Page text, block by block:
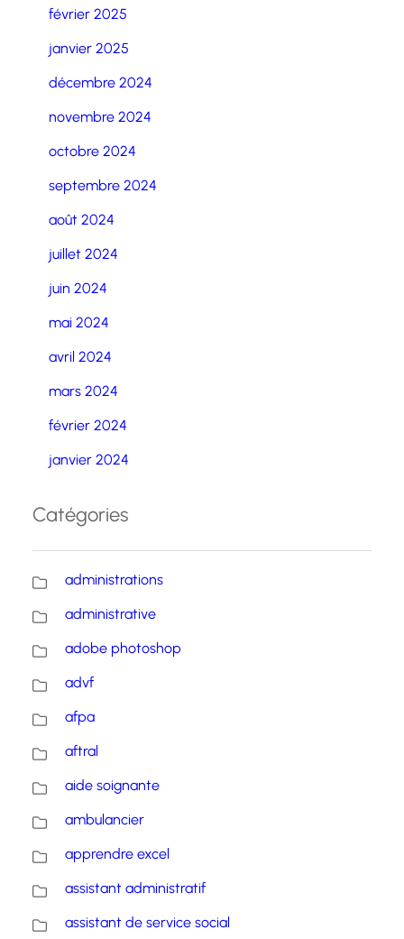
février 2025
janvier 2025
décembre 2024
novembre 2024
octobre 2024
septembre 2024
août 2024
juillet 2024
juin 2024
mai 2024
avril 2024
mars 2024
février 2024
janvier 2024
Catégories
administrations
administrative
adobe photoshop
advf
afpa
aftral
aide soignante
ambulancier
apprendre excel
assistant administratif
assistant de service social